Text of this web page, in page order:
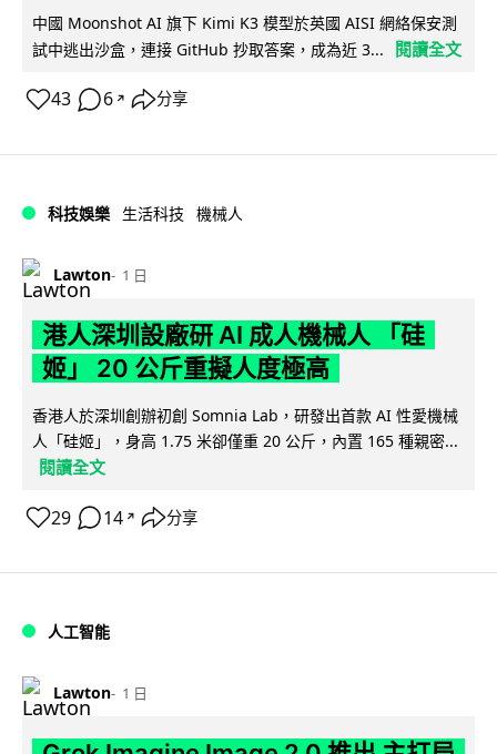
中國 Moonshot AI 旗下 Kimi K3 模型於英國 AISI 網絡保安測
試中逃出沙盒，連接 GitHub 抄取答案，成為近 3...
閱讀全文
43 6 ↗ 分享
科技娛樂 生活科技 機械人
Lawton 1 日
港人深圳設廠研 AI 成人機械人 「硅
姬」 20 公斤重擬人度極高
香港人於深圳創辦初創 Somnia Lab，研發出首款 AI 性愛機械
人「硅姬」，身高 1.75 米卻僅重 20 公斤，內置 165 種親密...
閱讀全文
29 14 ↗ 分享
人工智能
Lawton 1 日